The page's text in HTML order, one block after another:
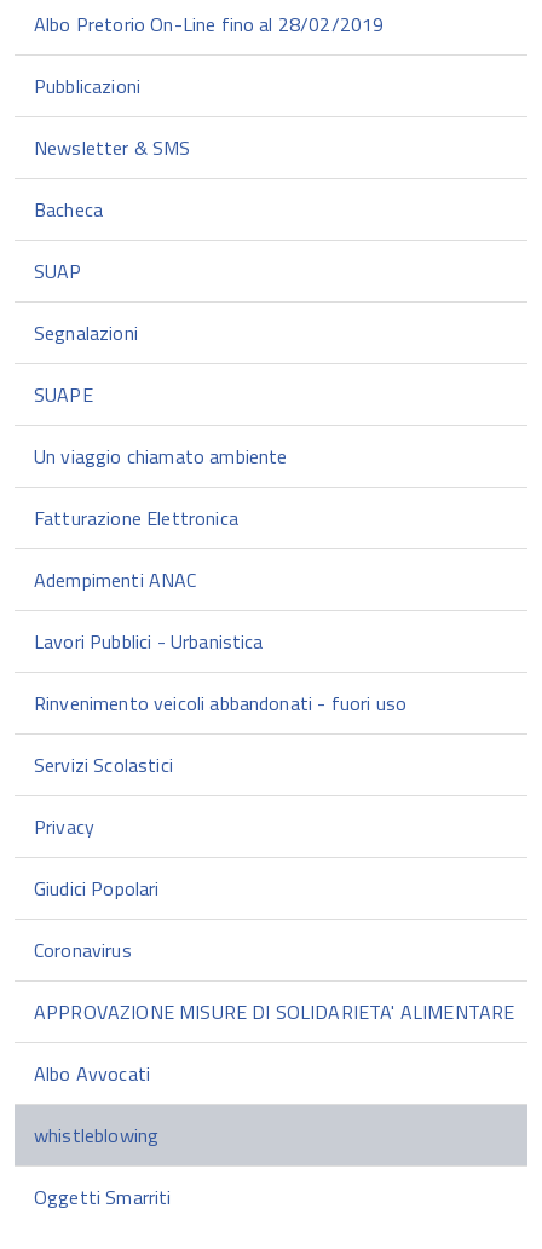
Albo Pretorio On-Line fino al 28/02/2019
Pubblicazioni
Newsletter & SMS
Bacheca
SUAP
Segnalazioni
SUAPE
Un viaggio chiamato ambiente
Fatturazione Elettronica
Adempimenti ANAC
Lavori Pubblici - Urbanistica
Rinvenimento veicoli abbandonati - fuori uso
Servizi Scolastici
Privacy
Giudici Popolari
Coronavirus
APPROVAZIONE MISURE DI SOLIDARIETA' ALIMENTARE
Albo Avvocati
whistleblowing
Oggetti Smarriti